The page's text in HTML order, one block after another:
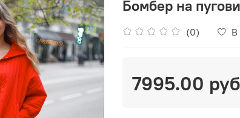
Бомбер на
(0) В
7995.00 руб